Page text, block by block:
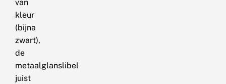
van
kleur
(bijna
zwart),
de
metaalglanslibel
juist